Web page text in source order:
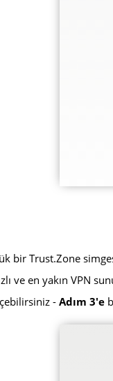
bir Trust.Zone
ve en yakın VPN
-Adım 3'e